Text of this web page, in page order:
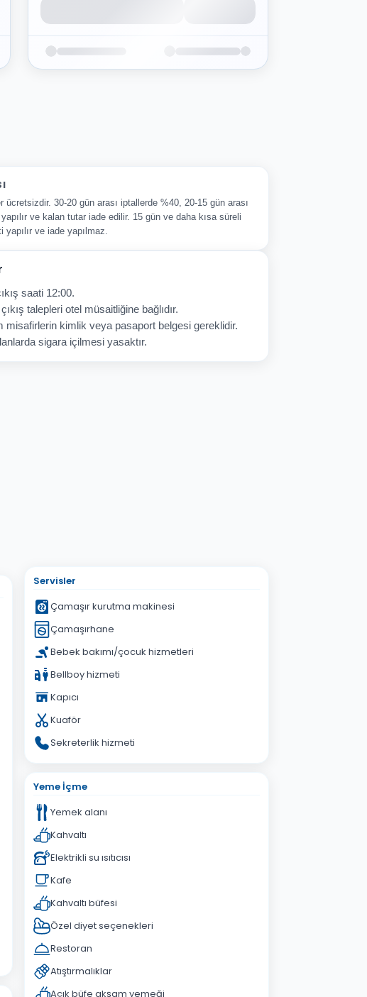
ücretsizdir. 30-20 gün arası iptallerde %40, 20-15 gün arası
ve kalan tutar iade edilir. 15 gün ve daha kısa süreli
ve iade yapılmaz.
saati 12:00.
talepleri otel müsaitliğine bağlıdır.
misafirlerin kimlik veya pasaport belgesi gereklidir.
sigara içilmesi yasaktır.
Servisler
Çamaşır kurutma makinesi
Çamaşırhane
Bebek bakımı/çocuk hizmetleri
Bellboy hizmeti
Kapıcı
Kuaför
Sekreterlik hizmeti
Yeme İçme
Yemek alanı
Kahvaltı
Elektrikli su ısıtıcısı
Kafe
Kahvaltı büfesi
Özel diyet seçenekleri
Restoran
Atıştırmalıklar
Açık büfe akşam yemeği